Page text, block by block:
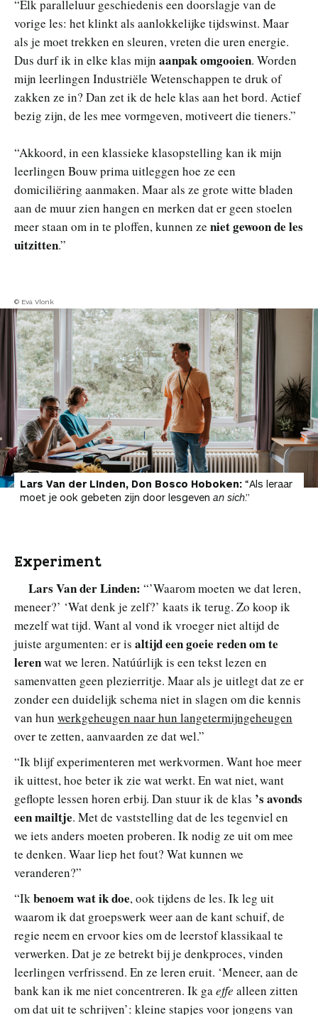
“Elk paralleluur geschiedenis een doorslagje van de
vorige les: het klinkt als aanlokkelijke tijdswinst. Maar
als je moet trekken en sleuren, vreten die uren energie.
Dus durf ik in elke klas mijn aanpak omgooien. Worden
mijn leerlingen Industriële Wetenschappen te druk of
zakken ze in? Dan zet ik de hele klas aan het bord. Actief
bezig zijn, de les mee vormgeven, motiveert die tieners.”
“Akkoord, in een klassieke klasopstelling kan ik mijn
leerlingen Bouw prima uitleggen hoe ze een
domiciliëring aanmaken. Maar als ze grote witte bladen
aan de muur zien hangen en merken dat er geen stoelen
meer staan om in te ploffen, kunnen ze niet gewoon de les
uitzitten.”
© Eva Vlonk
Lars Van der Linden, Don Bosco Hoboken: “Als leraar
moet je ook gebeten zijn door lesgeven an sich.”
Experiment
Lars Van der Linden: “’Waarom moeten we dat leren,
meneer?’ ‘Wat denk je zelf?’ kaats ik terug. Zo koop ik
mezelf wat tijd. Want al vond ik vroeger niet altijd de
juiste argumenten: er is altijd een goeie reden om te
lerenwat we leren. Natúúrlijk is een tekst lezen en
samenvatten geen plezierritje. Maar als je uitlegt dat ze er
zonder een duidelijk schema niet in slagen om die kennis
van hun werkgeheugen naar hun langetermijngeheugen
over te zetten, aanvaarden ze dat wel.”
“Ik blijf experimenteren met werkvormen. Want hoe meer
ik uittest, hoe beter ik zie wat werkt. En wat niet, want
geflopte lessen horen erbij. Dan stuur ik de klas ’s avonds
een mailtje. Met de vaststelling dat de les tegenviel en
we iets anders moeten proberen. Ik nodig ze uit om mee
te denken. Waar liep het fout? Wat kunnen we
veranderen?”
“Ikbenoem wat ik doe, ook tijdens de les. Ik leg uit
waarom ik dat groepswerk weer aan de kant schuif, de
regie neem en ervoor kies om de leerstof klassikaal te
verwerken. Dat je ze betrekt bij je denkproces, vinden
leerlingen verfrissend. En ze leren eruit. ‘Meneer, aan de
bank kan ik me niet concentreren. Ik gaeffe alleen zitten
om dat uit te schrijven’: kleine stapjes voor jongens van